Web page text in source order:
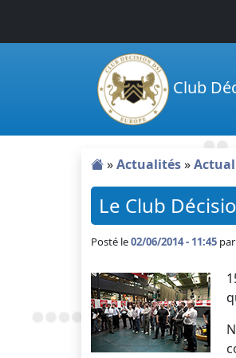
Club
»Actualités»
Le Club
Posté le02/06/2014 - 11:45 par